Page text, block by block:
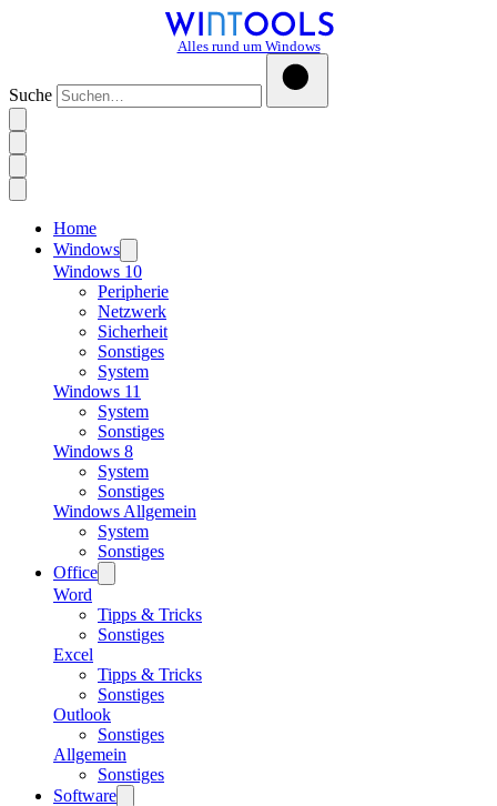
Alles rund um Windows
Suche
Home
Windows
Windows 10
Peripherie
Netzwerk
Sicherheit
Sonstiges
System
Windows 11
System
Sonstiges
Windows 8
System
Sonstiges
Windows Allgemein
System
Sonstiges
Office
Word
Tipps & Tricks
Sonstiges
Excel
Tipps & Tricks
Sonstiges
Outlook
Sonstiges
Allgemein
Sonstiges
Software